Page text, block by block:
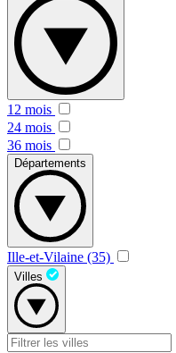
12 mois
24 mois
36 mois
Départements
Ille-et-Vilaine (35)
Villes